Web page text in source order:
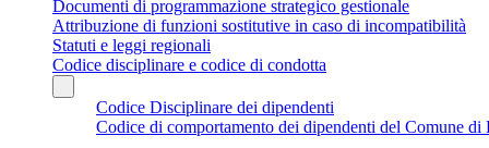
Documenti di programmazione strategico gestionale
Attribuzione di funzioni sostitutive in caso di incompatibilità
Statuti e leggi regionali
Codice disciplinare e codice di condotta
Codice Disciplinare dei dipendenti
Codice di comportamento dei dipendenti del Comune di